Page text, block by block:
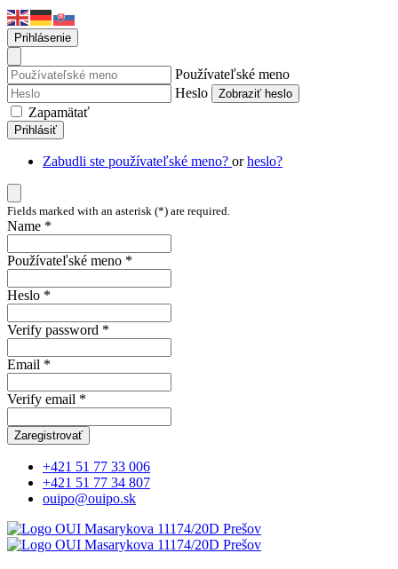
Prihlásenie
Používateľské meno
Heslo
Zobraziť heslo
Zapamätať
Prihlásiť
Zabudli ste používateľské meno? orheslo?
Fields marked with an asterisk (*) are required.
Name *
Používateľské meno *
Heslo *
Verify password *
Email *
Verify email *
Zaregistrovať
+421 51 77 33 006
+421 51 77 34 807
ouipo@ouipo.sk